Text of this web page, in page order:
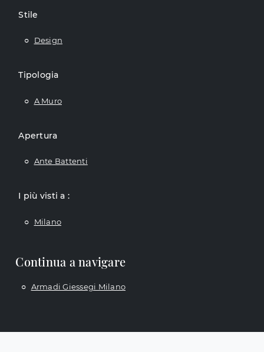
Stile
Design
Tipologia
A Muro
Apertura
Ante Battenti
I più visti a :
Milano
Continua a navigare
Armadi Giessegi Milano